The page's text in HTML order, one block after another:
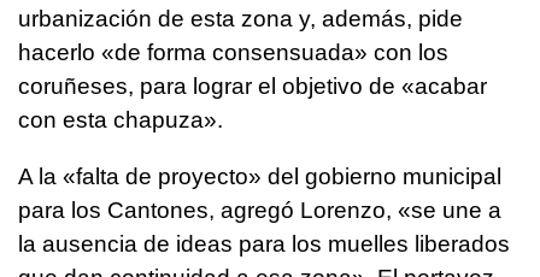
urbanización de esta zona y, además, pide
hacerlo «de forma consensuada» con los
coruñeses, para lograr el objetivo de «acabar
con esta chapuza».
A la «falta de proyecto» del gobierno municipal
para los Cantones, agregó Lorenzo, «se une a
la ausencia de ideas para los muelles liberados